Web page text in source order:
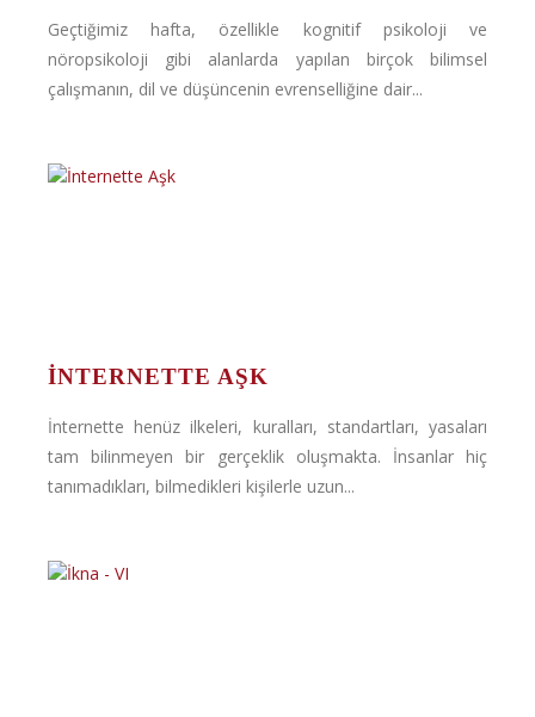
Geçtiğimiz hafta, özellikle kognitif psikoloji ve
nöropsikoloji gibi alanlarda yapılan birçok bilimsel
çalışmanın, dil ve düşüncenin evrenselliğine dair...
İNTERNETTE AŞK
İnternette henüz ilkeleri, kuralları, standartları, yasaları
tam bilinmeyen bir gerçeklik oluşmakta. İnsanlar hiç
tanımadıkları, bilmedikleri kişilerle uzun...